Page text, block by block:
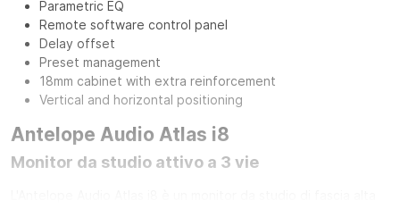
Parametric EQ
Remote software control panel
Delay offset
Preset management
18mm cabinet with extra reinforcement
Vertical and horizontal positioning
Antelope Audio Atlas i8
Monitor da studio attivo a 3 vie